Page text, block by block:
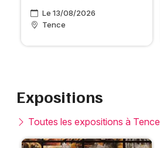
Le 13/08/2026
Tence
Expositions
Toutes les expositions à Tence